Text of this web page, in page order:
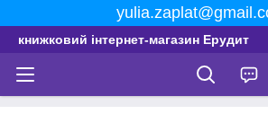
книжковий інтернет-магазин Ерудит